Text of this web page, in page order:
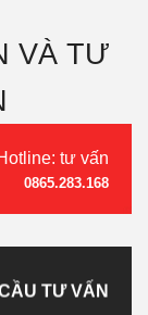
VÀ TƯ
tư vấn
0865.283.168
TƯ VẤN